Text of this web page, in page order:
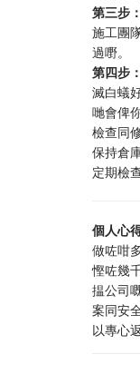
第三步
施工團
過嘢。
第四步
滅白蟻
哋會俾
檢查同
保持倉
定期檢
個人心
做咗咁
慳咗幾
揾公司
案同安
以專心